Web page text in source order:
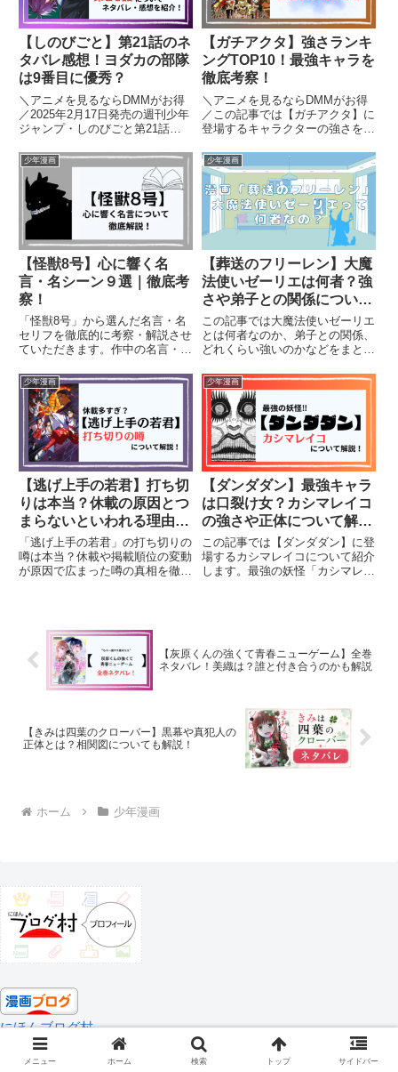
【しのびごと】第21話のネ
タバレ感想！ヨダカの部隊
は9番目に優秀？
＼アニメを見るならDMMがお得
／2025年2月17日発売の週刊少年
ジャンプ・しのびごと第21話に
どころやあらすじ、感想を紹介し
ます。【しのびごと】を読むのが
オススメの人はこちら！・王道少
年漫画・忍者系・主人公ち...
【ガチアクタ】強さランキ
ングTOP10！最強キャラを
徹底考察！
＼アニメを見るならDMMがお得
／この記事では【ガチアクタ】に
登場するキャラクターの強さをラ
ます。それぞれの強さや特徴的な
妖術について詳しく解説します。
最新刊14巻までの各キャラの強
さランキングですのネタバレを
含...
少年漫画
【怪獣8号】心に響く名
言・名シーン９選｜徹底考
察！
「怪獣8号」から選んだ名言・名
セリフを徹底的に考察・解説させ
ていただきます。作中の名言・名
せられるものばかりです。登場人
物の発言の意図を読み取り、詳し
く解説します。
少年漫画
【葬送のフリーレン】大魔
法使いゼーリエは何者？強
さや弟子との関係について
解説！（ネタバレ）
この記事では大魔法使いゼーリエ
とは何者なのか、弟子との関係、
どれくらい強いのかなどをまとめ
不器用で実は思いやりのあるゼー
リエのやさしさをまとめました。
少年漫画
【逃げ上手の若君】打ち切
りは本当？休載の原因とつ
まらないといわれる理由を
解説！
「逃げ上手の若君」の打ち切りの
噂は本当？休載や掲載順位の変動
が原因で広まった噂の真相を徹底
メ化の影響で今後も注目が高まる
本作の展開を詳しくお届けしま
す。
少年漫画
【ダンダダン】最強キャラ
は口裂け女？カシマレイコ
の強さや正体について解
説！（ネタバレ）
この記事では【ダンダダン】に登
場するカシマレイコについて紹介
します。最強の妖怪「カシマレイ
【灰原くんの強くて青春ニューゲーム】全巻
ネタバレ！美織は？誰と付き合うのかも解説
【きみは四葉のクローバー】黒幕や真犯人の
正体とは？相関図についても解説！
ホーム 少年漫画
にほんブログ村
メニュー ホーム 検索 トップ サイドバー